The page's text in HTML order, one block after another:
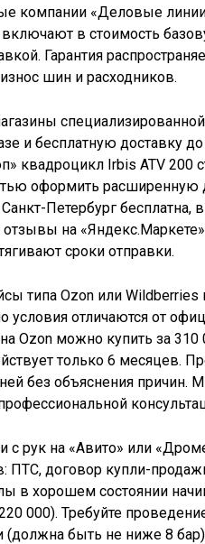
компании «Деловые
включают в стоимость
Гарантия
шин и расходников.
и бесплатную доставку
квадроцикл Irbis ATV 200
оформить расширенную
Петербург бесплатна,
отзывы на
сроки отправки.
типа Ozon или
условия отличаются от
Ozon можно купить за
только 6 месяцев.
без объяснения
с рук на «Авито» или
ПТС, договор купли-
в хорошем состоянии
000). Требуйте
(должна быть не ниже 8